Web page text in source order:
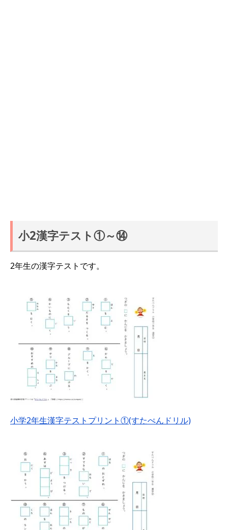
小2漢字テスト①～⑭
2年生の漢字テストです。
小学2年生漢字テストプリント①(すたぺんドリル)